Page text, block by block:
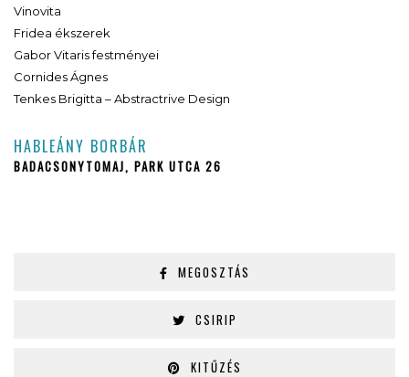
Vinovita
Fridea ékszerek
Gabor Vitaris festményei
Cornides Ágnes
Tenkes Brigitta – Abstractrive Design
HABLEÁNY BORBÁR
BADACSONYTOMAJ, PARK UTCA 26
MEGOSZTÁS
CSIRIP
KITŰZÉS